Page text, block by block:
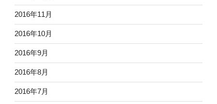
2016年11月
2016年10月
2016年9月
2016年8月
2016年7月